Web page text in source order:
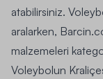
atabilirsiniz.
aralarken,
malzemeleri
Voleybolun